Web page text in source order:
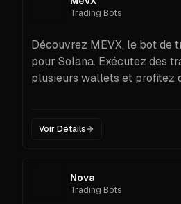
Trading Bots
Découvrez MEVX, le bot de
pour Solana. Exécutez des
plusieurs wallets et profitez
Voir Détails
Nova
Trading Bots